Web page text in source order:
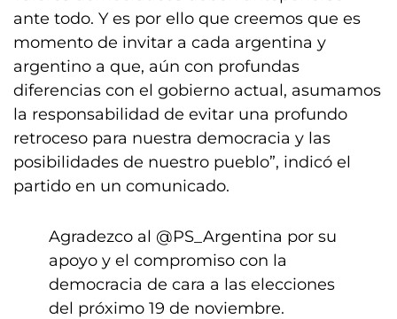
ante todo. Y es por ello que creemos que es
momento de invitar a cada argentina y
argentino a que, aún con profundas
diferencias con el gobierno actual, asumamos
la responsabilidad de evitar una profundo
retroceso para nuestra democracia y las
posibilidades de nuestro pueblo”, indicó el
partido en un comunicado.
Agradezco al @PS_Argentina por su
apoyo y el compromiso con la
democracia de cara a las elecciones
del próximo 19 de noviembre.